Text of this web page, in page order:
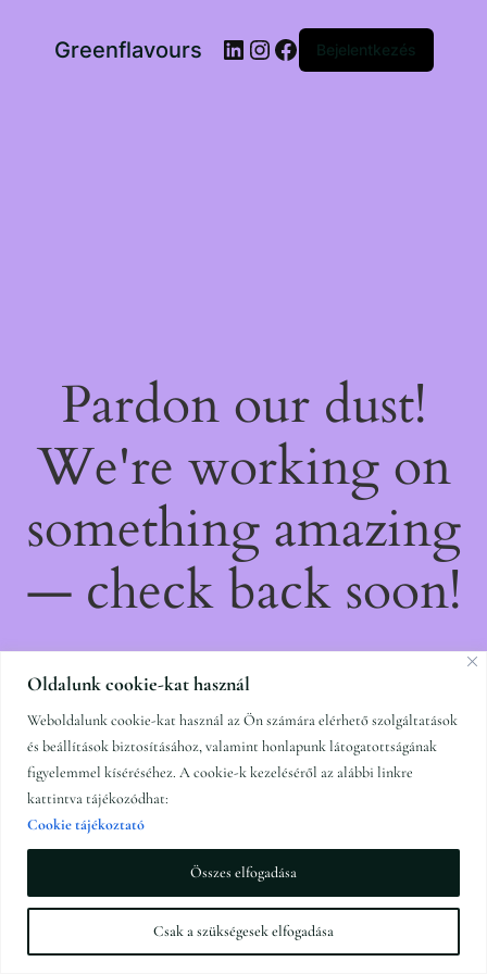
Oldalunk cookie-kat használ
Weboldalunk cookie-kat használ az Ön számára elérhető szolgáltatások
és beállítások biztosításához, valamint honlapunk látogatottságának
figyelemmel kíséréséhez. A cookie-k kezeléséről az alábbi linkre
kattintva tájékozódhat:
Cookie tájékoztató
Csak a szükségesek elfogadása
Összes elfogadása
Greenflavours LinkedIn
Instagram
Facebook
Bejelentkezés
Pardon our dust!
We're working on
something amazing
— check back soon!